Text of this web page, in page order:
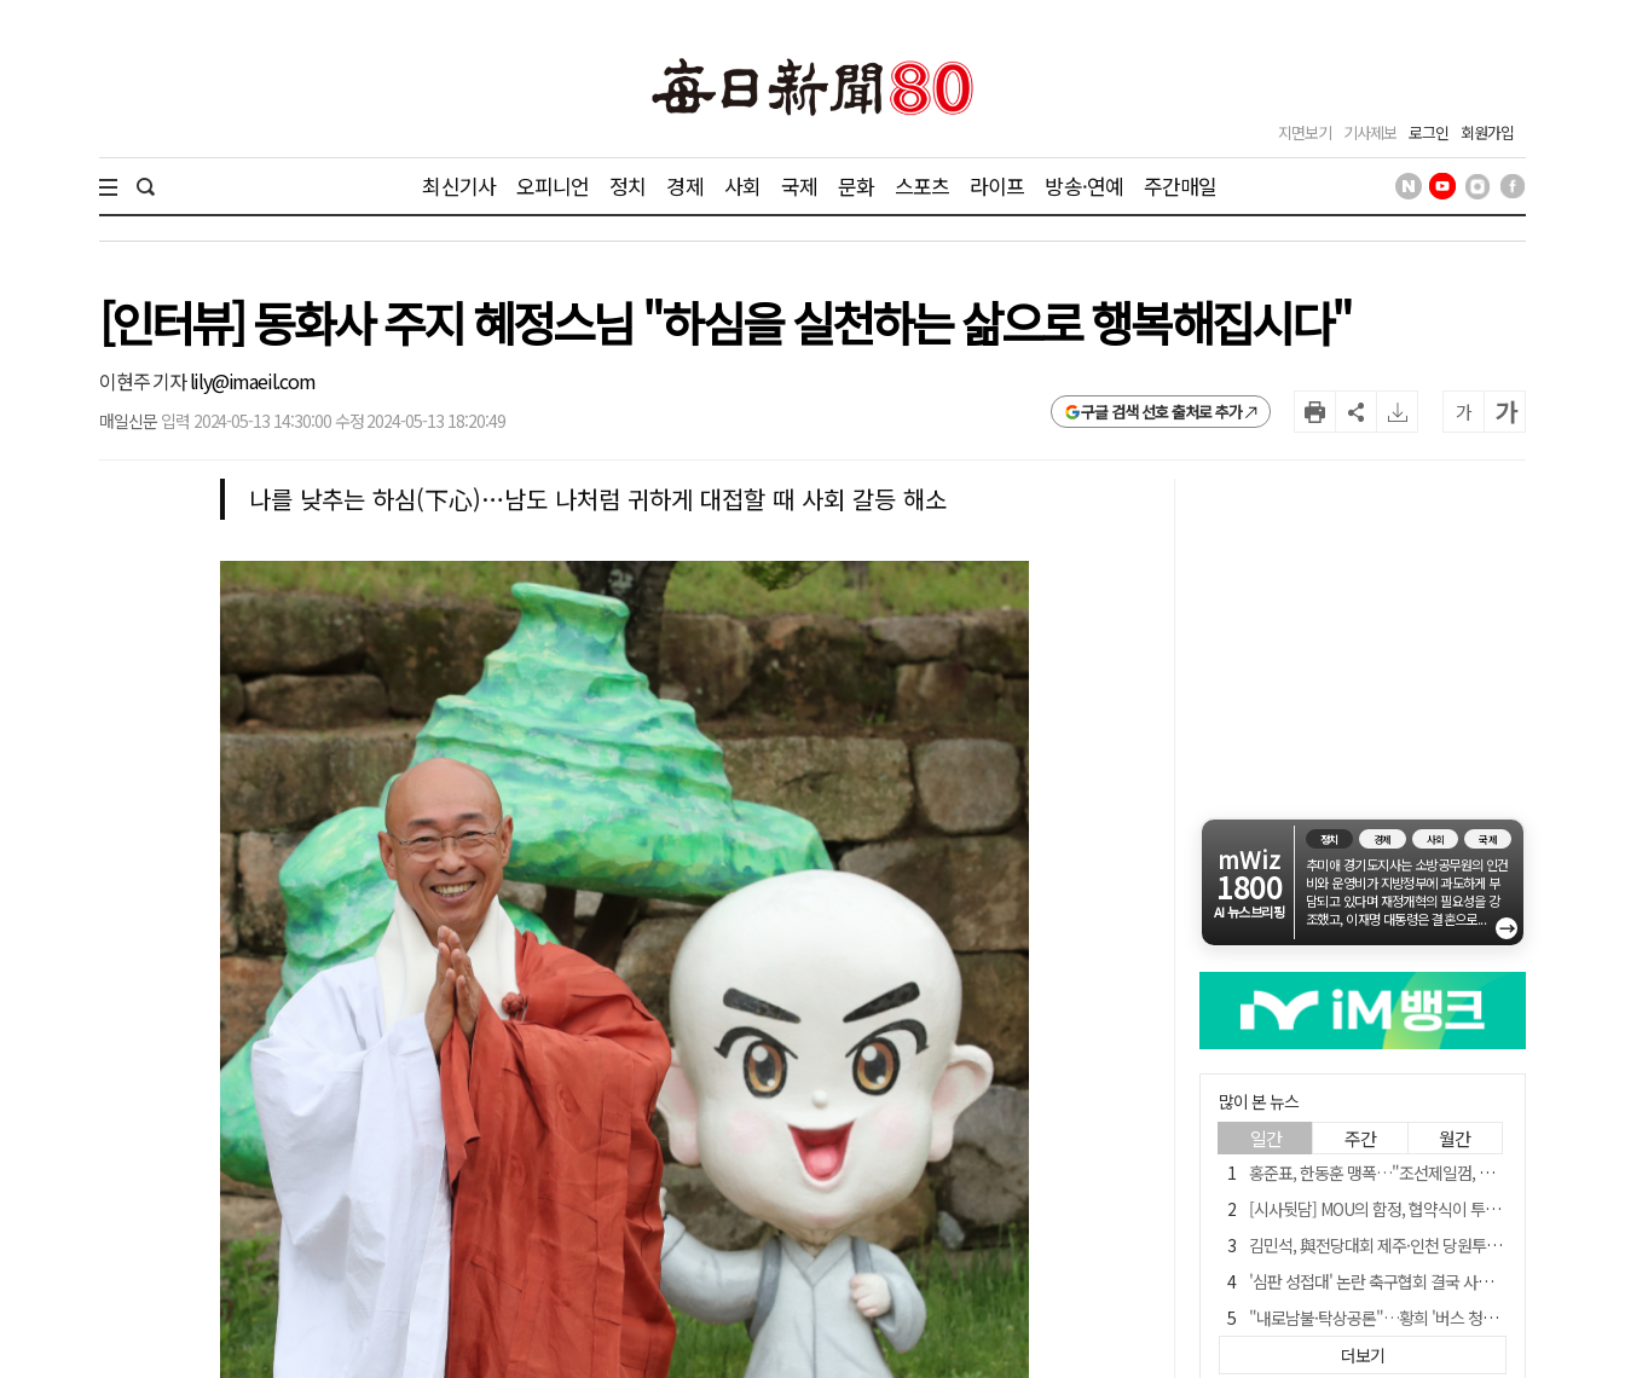
지면보기 기사제보 로그인 회원가입
최신기사 오피니언 정치 경제 사회 국제 문화 스포츠 라이프 방송·연예 주간매일
[인터뷰] 동화사 주지 혜정스님 "하심을 실천하는 삶으로 행복해집시다"
이현주 기자lily@imaeil.com
매일신문 입력 2024-05-13 14:30:00 수정 2024-05-13 18:20:49 구글 검색 선호 출처로 추가 가 가
나를 낮추는 하심(下心)…남도 나처럼 귀하게 대접할 때 사회 갈등 해소
mWiz
1800
AI 뉴스브리핑
정치 경제 사회 국제
추미애 경기도지사는 소방공무원의 인건
비와 운영비가 지방정부에 과도하게 부
담되고 있다며 재정개혁의 필요성을 강
조했고, 이재명 대통령은 결혼으로...
→
많이 본 뉴스
일간 주간 월간
홍준표, 한동훈 맹폭…"조선제일껌, 권력에 살고 권력에 죽었다"
[시사뒷담] MOU의 함정, 협약식이 투자 확정은 아니긴 해
김민석, 與전당대회 제주·인천 당원투표서 승리…누적 득표는 '초박빙'
'심판 성접대' 논란 축구협회 결국 사과…"깊이 반성, 쇄신하겠다"
"내로남불·탁상공론"…황희 '버스 청년주택' 제안에 與 내부서도 쓴소리
"경로당 통장에 비밀번호가 적혀 있다"…전국 돌며 경로당 13곳 턴 30대 구속
더보기